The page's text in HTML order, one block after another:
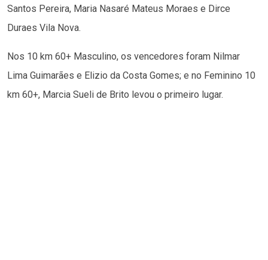
Santos Pereira, Maria Nasaré Mateus Moraes e Dirce
Duraes Vila Nova.
Nos 10 km 60+ Masculino, os vencedores foram Nilmar
Lima Guimarães e Elizio da Costa Gomes; e no Feminino 10
km 60+, Marcia Sueli de Brito levou o primeiro lugar.